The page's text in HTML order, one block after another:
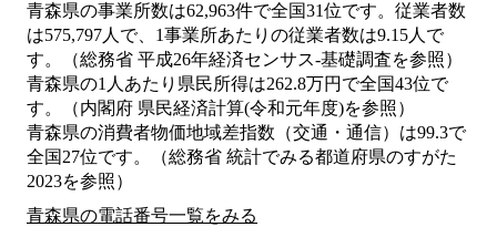
青森県の事業所数は62,963件で全国31位です。従業者数
は575,797人で、1事業所あたりの従業者数は9.15人で
す。（総務省 平成26年経済センサス‐基礎調査を参照）
青森県の1人あたり県民所得は262.8万円で全国43位で
す。（内閣府 県民経済計算(令和元年度)を参照）
青森県の消費者物価地域差指数（交通・通信）は99.3で
全国27位です。（総務省 統計でみる都道府県のすがた
2023を参照）
青森県の電話番号一覧をみる